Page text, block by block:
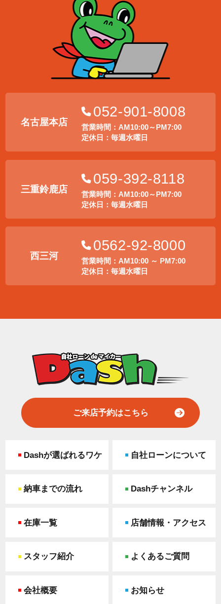
名古屋本店
052-901-8008
営業時間：AM10:00～PM7:00
定休日：毎週水曜日
三重鈴鹿店
059-392-8118
営業時間：AM10:00～PM7:00
定休日：毎週水曜日
西三河
0562-92-8000
営業時間：AM10:00 ～ PM7:00
定休日：毎週水曜日
ご来店予約はこちら
Dashが選ばれるワケ 自社ローンについて
納車までの流れ Dashチャンネル
在庫一覧 店舗情報・アクセス
スタッフ紹介 よくあるご質問
会社概要 お知らせ